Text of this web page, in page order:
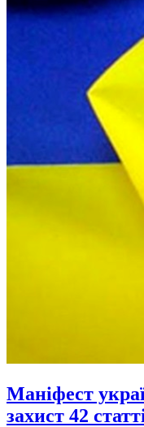
Маніфест
захист 42